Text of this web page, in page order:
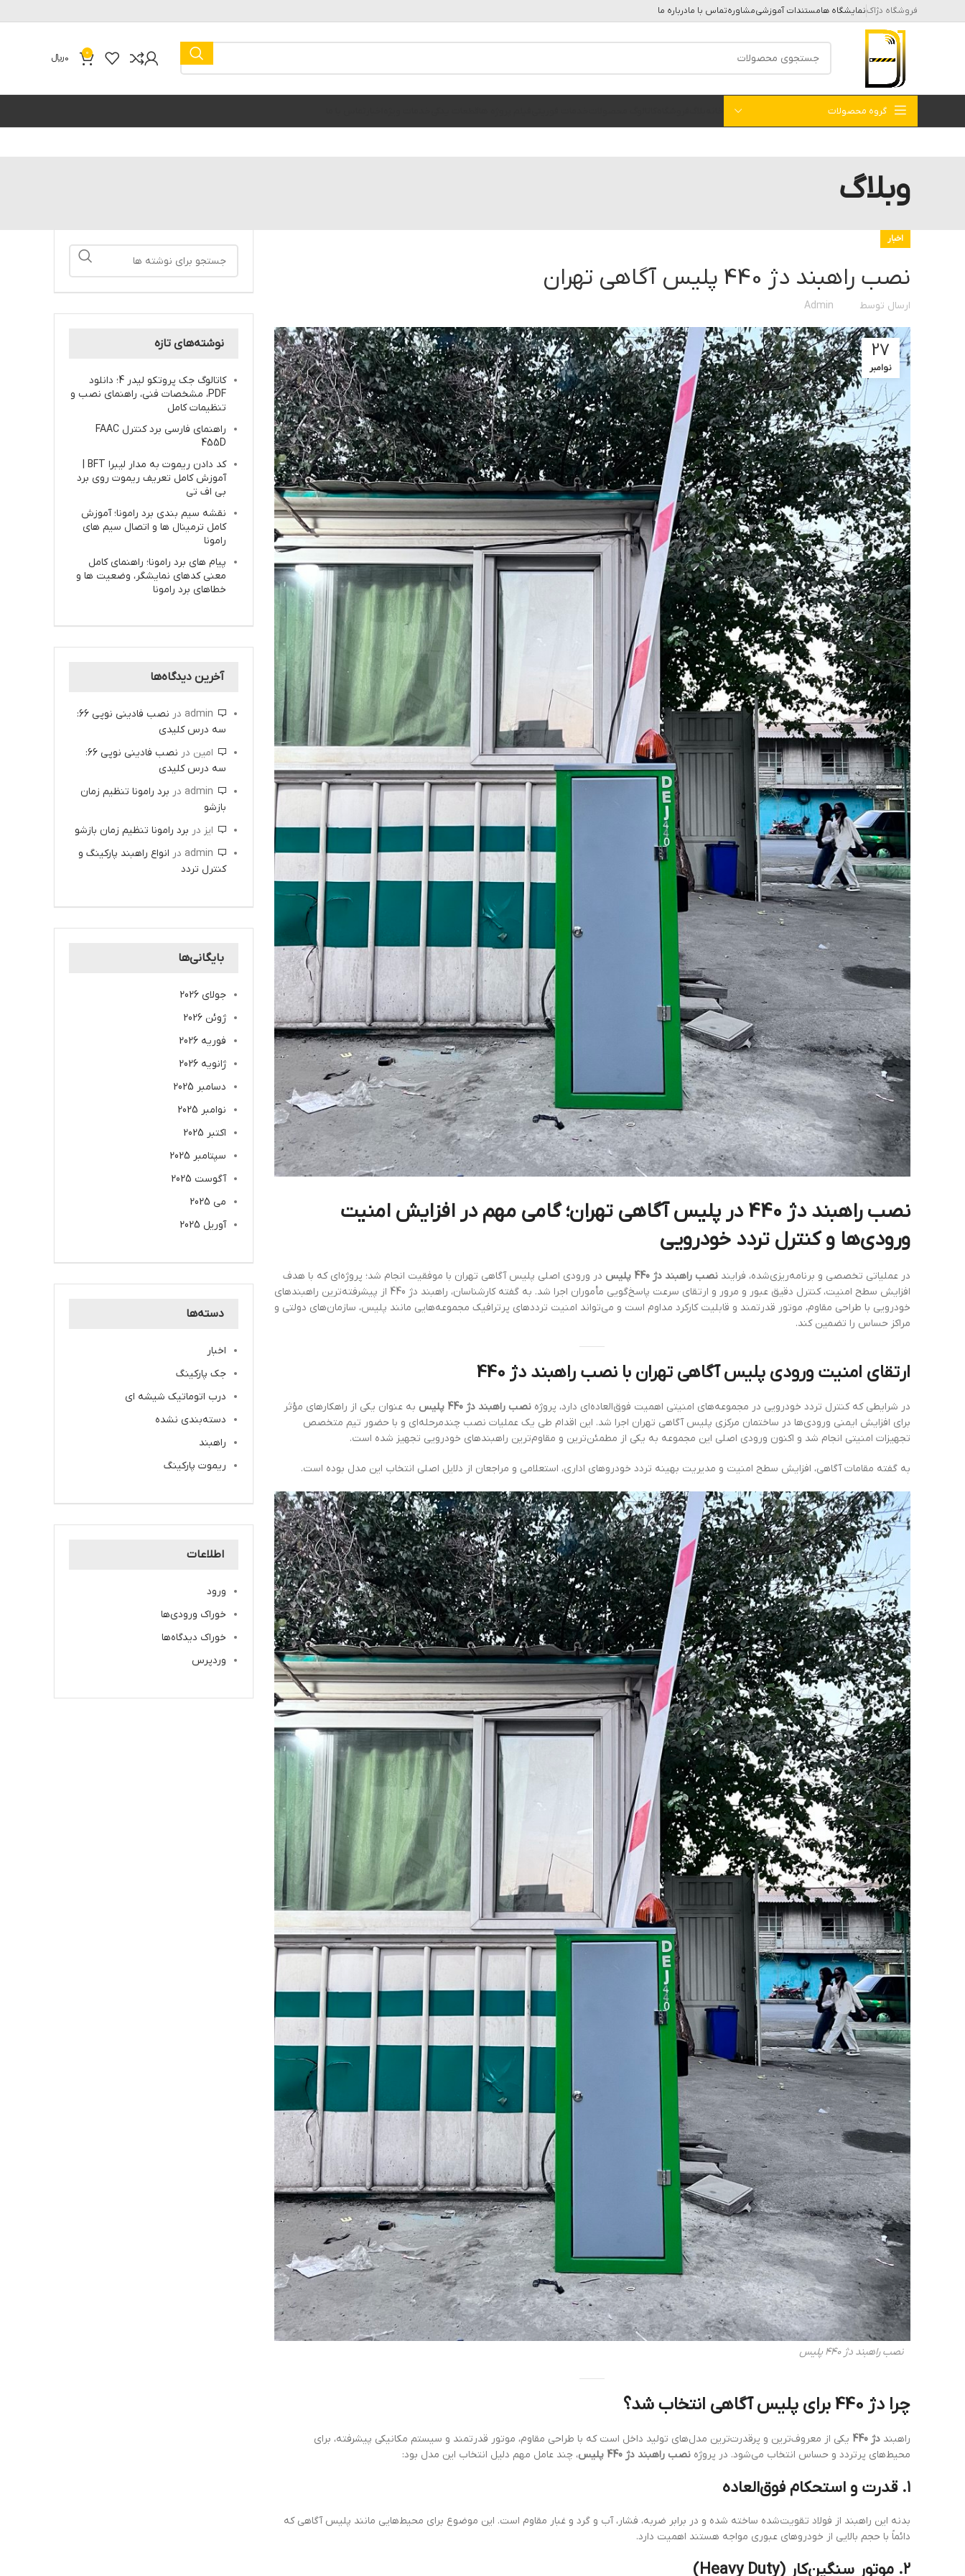
فروشگاه دژاکنمایشگاه هامستندات آموزشیمشاورهتماس با مادرباره ما
0
0﷼
گروه محصولات
وبلاگ
اخبار
نصب راهبند دژ 440 پلیس آگاهی تهران
ارسال توسط Admin
27
نوامبر
نصب راهبند دژ 440 در پلیس آگاهی تهران؛ گامی مهم در افزایش امنیت
ورودی‌ها و کنترل تردد خودرویی
در عملیاتی تخصصی و برنامه‌ریزی‌شده، فرایند نصب راهبند دژ 440 پلیس
در ورودی اصلی پلیس آگاهی تهران با موفقیت انجام شد؛ پروژه‌ای که با هدف
افزایش سطح امنیت، کنترل دقیق عبور و مرور و ارتقای سرعت پاسخ‌گویی مأموران اجرا شد. به گفته کارشناسان، راهبند دژ 440 از پیشرفته‌ترین راهبندهای
خودرویی با طراحی مقاوم، موتور قدرتمند و قابلیت کارکرد مداوم است و می‌تواند امنیت ترددهای پرترافیک مجموعه‌هایی مانند پلیس، سازمان‌های دولتی و
مراکز حساس را تضمین کند.
ارتقای امنیت ورودی پلیس آگاهی تهران با نصب راهبند دژ 440
در شرایطی که کنترل تردد خودرویی در مجموعه‌های امنیتی اهمیت فوق‌العاده‌ای دارد، پروژه نصب راهبند دژ 440 پلیس
به عنوان یکی از راهکارهای مؤثر
برای افزایش ایمنی ورودی‌ها در ساختمان مرکزی پلیس آگاهی تهران اجرا شد. این اقدام طی یک عملیات نصب چندمرحله‌ای و با حضور تیم متخصص
تجهیزات امنیتی انجام شد و اکنون ورودی اصلی این مجموعه به یکی از مطمئن‌ترین و مقاوم‌ترین راهبندهای خودرویی تجهیز شده است.
به گفته مقامات آگاهی، افزایش سطح امنیت و مدیریت بهینه تردد خودروهای اداری، استعلامی و مراجعان از دلایل اصلی انتخاب این مدل بوده است.
نصب راهبند دژ 440 پلیس
چرا دژ 440 برای پلیس آگاهی انتخاب شد؟
راهبند دژ 440
یکی از معروف‌ترین و پرقدرت‌ترین مدل‌های تولید داخل است که با طراحی مقاوم، موتور قدرتمند و سیستم مکانیکی پیشرفته، برای
محیط‌های پرتردد و حساس انتخاب می‌شود. در پروژه نصب راهبند دژ 440 پلیس ، چند عامل مهم دلیل انتخاب این مدل بود:
۱. قدرت و استحکام فوق‌العاده
بدنه این راهبند از فولاد تقویت‌شده ساخته شده و در برابر ضربه، فشار، آب و گرد و غبار مقاوم است. این موضوع برای محیط‌هایی مانند پلیس آگاهی که
دائماً با حجم بالایی از خودروهای عبوری مواجه هستند اهمیت دارد.
۲. موتور سنگین‌کار (Heavy Duty)
نوشته‌های تازه
کاتالوگ جک پروتکو لیدر 4؛ دانلود
PDF، مشخصات فنی، راهنمای نصب و
تنظیمات کامل
راهنمای فارسی برد کنترل FAAC
455D
کد دادن ریموت به مدار لیبرا BFT |
آموزش کامل تعریف ریموت روی برد
بی اف تی
نقشه سیم بندی برد رامونا؛ آموزش
کامل ترمینال ها و اتصال سیم های
رامونا
پیام های برد رامونا؛ راهنمای کامل
معنی کدهای نمایشگر، وضعیت ها و
خطاهای برد رامونا
آخرین دیدگاه‌ها
admin در
نصب فادینی نوپی 66:
سه درس کلیدی
امین در
نصب فادینی نوپی 66:
سه درس کلیدی
admin در برد رامونا تنظیم زمان
بازشو
ایز در برد رامونا تنظیم زمان بازشو
admin در انواع راهبند پارکینگ و
کنترل تردد
بایگانی‌ها
جولای 2026
ژوئن 2026
فوریه 2026
ژانویه 2026
دسامبر 2025
نوامبر 2025
اکتبر 2025
سپتامبر 2025
آگوست 2025
می 2025
آوریل 2025
دسته‌ها
اخبار
جک پارکینگ
درب اتوماتیک شیشه ای
دسته‌بندی نشده
راهبند
ریموت پارکینگ
اطلاعات
ورود
خوراک ورودی‌ها
خوراک دیدگاه‌ها
وردپرس